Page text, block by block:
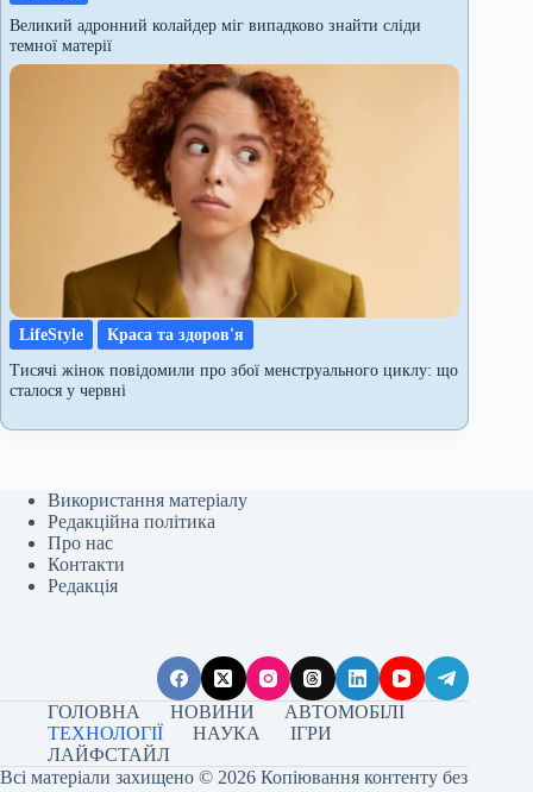
Великий адронний колайдер міг випадково знайти сліди
темної матерії
LifeStyle
Краса та здоров'я
Тисячі жінок повідомили про збої менструального циклу: що
сталося у червні
Використання матеріалу
Редакційна політика
Про нас
Контакти
Редакція
ГОЛОВНА НОВИНИ
АВТОМОБІЛІ
ТЕХНОЛОГІЇ
НАУКА
ІГРИ
ЛАЙФСТАЙЛ
Всі матеріали захищено © 2026 Копіювання контенту без